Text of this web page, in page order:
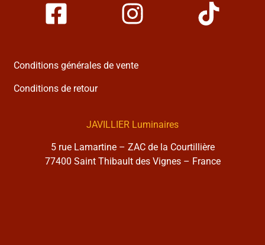
Conditions générales de vente
Conditions de retour
JAVILLIER Luminaires
5 rue Lamartine – ZAC de la Courtillière
77400 Saint Thibault des Vignes – France